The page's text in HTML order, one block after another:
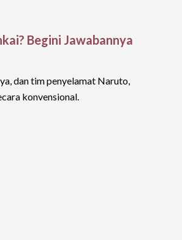
Begini Jawabannya
dan tim penyelamat Naruto,
konvensional.